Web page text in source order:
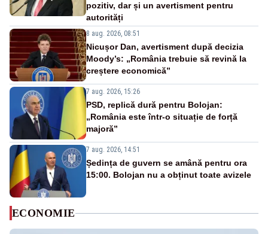
pozitiv, dar și un avertisment pentru
autorități
8 aug. 2026, 08:51
Nicușor Dan, avertisment după decizia
Moody’s: „România trebuie să revină la
creștere economică”
7 aug. 2026, 15:26
PSD, replică dură pentru Bolojan:
„România este într-o situație de forță
majoră”
7 aug. 2026, 14:51
Ședința de guvern se amână pentru ora
15:00. Bolojan nu a obținut toate avizele
ECONOMIE